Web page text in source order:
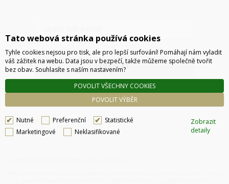
ODESLAT
Tato webová stránka používá cookies
Tyhle cookies nejsou pro tisk, ale pro lepší surfování! Pomáhají nám vyladit
váš zážitek na webu. Data jsou v bezpečí, takže můžeme společně tvořit
bez obav. Souhlasíte s naším nastavením?
POVOLIT VÝBĚR
POVOLIT VŠECHNY COOKIES
Nutné Preferenční
Statistické
Marketingové
Neklasifikované
Zobrazit
detaily